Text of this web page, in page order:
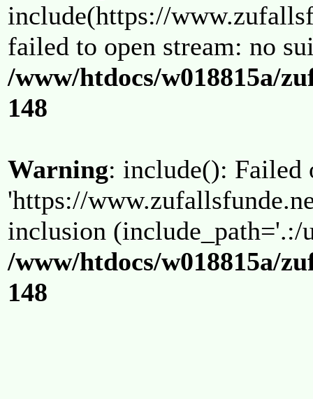
include(https://
failed to open stream: no
/www/htdocs/w018815a/
148
Warning: include(): Failed
'https://
inclusion (include_path='.:/
/www/htdocs/w018815a/
148